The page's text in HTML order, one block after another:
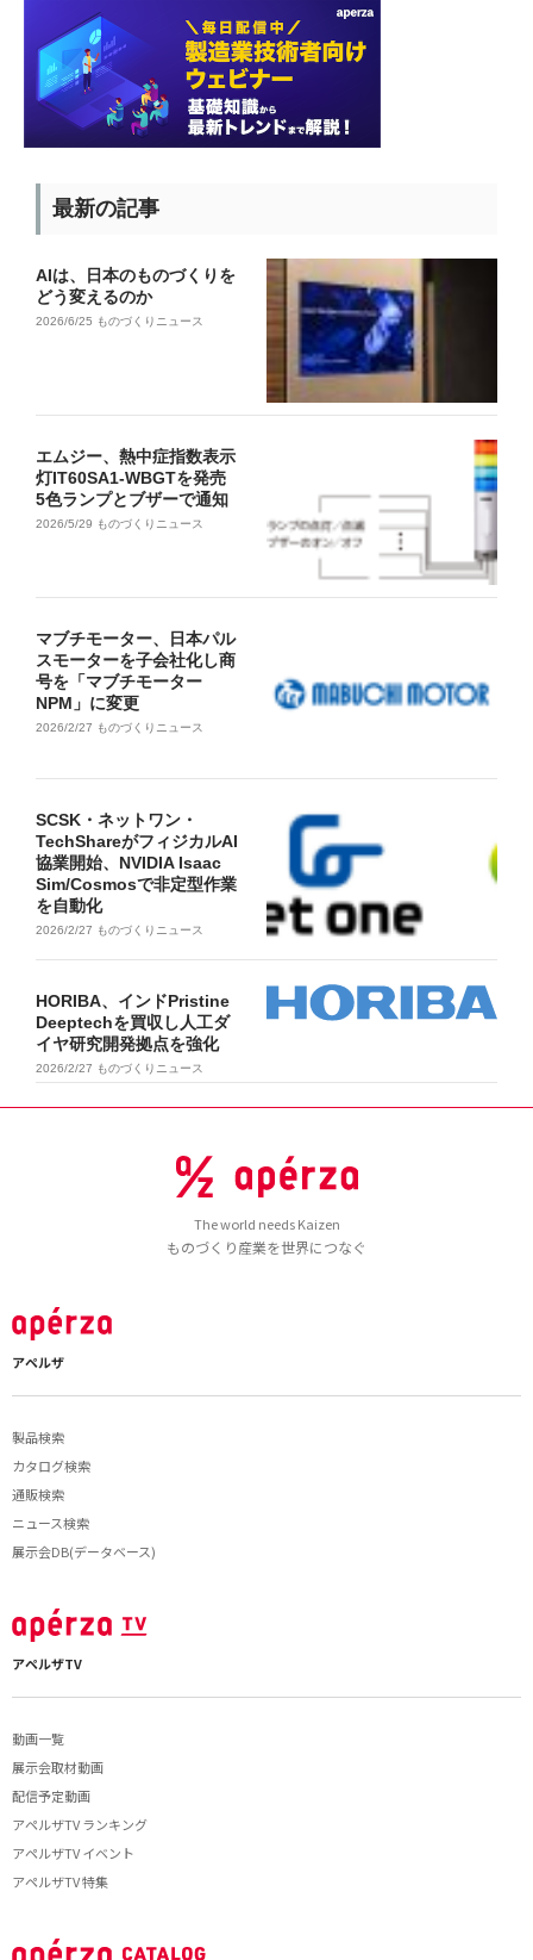
最新の記事
AIは、日本のものづくりを
どう変えるのか
2026/6/25 ものづくりニュース
エムジー、熱中症指数表示
灯IT60SA1-WBGTを発売
5色ランプとブザーで通知
2026/5/29 ものづくりニュース
マブチモーター、日本パル
スモーターを子会社化し商
号を「マブチモーター
NPM」に変更
2026/2/27 ものづくりニュース
SCSK・ネットワン・
TechShareがフィジカルAI
協業開始、NVIDIA Isaac
Sim/Cosmosで非定型作業
を自動化
2026/2/27 ものづくりニュース
HORIBA、インドPristine
Deeptechを買収し人工ダ
イヤ研究開発拠点を強化
2026/2/27 ものづくりニュース
The world needs Kaizen
ものづくり産業を世界につなぐ
アペルザ
製品検索
カタログ検索
通販検索
ニュース検索
展示会DB(データベース)
アペルザTV
動画一覧
展示会取材動画
配信予定動画
アペルザTV ランキング
アペルザTV イベント
アペルザTV 特集